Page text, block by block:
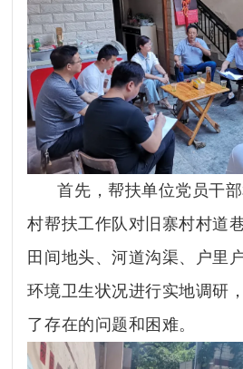
首先，帮扶单位党员干
村帮扶工作队对旧寨村村道
田间地头、河道沟渠、户里
环境卫生状况进行实地调研
了存在的问题和困难。